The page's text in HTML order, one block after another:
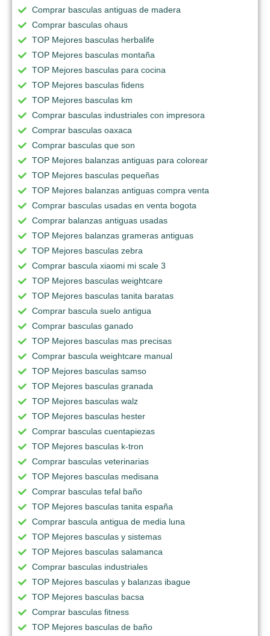
Comprar basculas antiguas de madera
Comprar basculas ohaus
TOP Mejores basculas herbalife
TOP Mejores basculas montaña
TOP Mejores basculas para cocina
TOP Mejores basculas fidens
TOP Mejores basculas km
Comprar basculas industriales con impresora
Comprar basculas oaxaca
Comprar basculas que son
TOP Mejores balanzas antiguas para colorear
TOP Mejores basculas pequeñas
TOP Mejores balanzas antiguas compra venta
Comprar basculas usadas en venta bogota
Comprar balanzas antiguas usadas
TOP Mejores balanzas grameras antiguas
TOP Mejores basculas zebra
Comprar bascula xiaomi mi scale 3
TOP Mejores basculas weightcare
TOP Mejores basculas tanita baratas
Comprar bascula suelo antigua
Comprar basculas ganado
TOP Mejores basculas mas precisas
Comprar bascula weightcare manual
TOP Mejores basculas samso
TOP Mejores basculas granada
TOP Mejores basculas walz
TOP Mejores basculas hester
Comprar basculas cuentapiezas
TOP Mejores basculas k-tron
Comprar basculas veterinarias
TOP Mejores basculas medisana
Comprar basculas tefal baño
TOP Mejores basculas tanita españa
Comprar bascula antigua de media luna
TOP Mejores basculas y sistemas
TOP Mejores basculas salamanca
Comprar basculas industriales
TOP Mejores basculas y balanzas ibague
TOP Mejores basculas bacsa
Comprar basculas fitness
TOP Mejores basculas de baño